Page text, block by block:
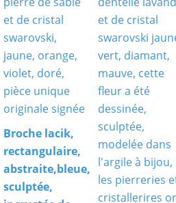
Broche lacik,
rectangulaire,
abstraite,bleue,
sculptée,